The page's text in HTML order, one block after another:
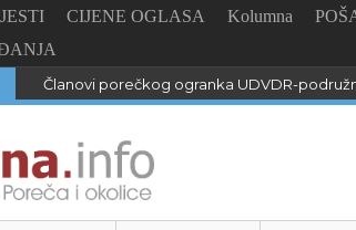
CIJENE OGLASA Kolumna
Članovi porečkog ogranka UDVDR-